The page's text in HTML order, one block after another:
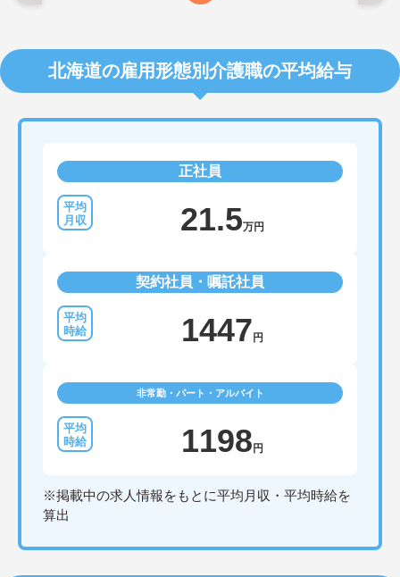
北海道の雇用形態別介護職の平均給与
正社員
21.5万円
契約社員・嘱託社員
1447 円
非常勤・パート・アルバイト
1198 円
※掲載中の求人情報をもとに平均月収・平均時給を
算出